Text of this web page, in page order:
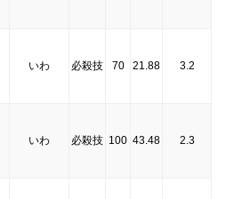
いわ 必殺技 70 21.88 3.2
いわ 必殺技 100 43.48 2.3